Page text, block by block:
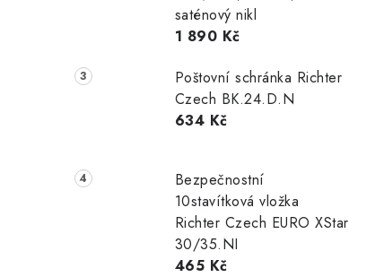
í
n
saténový nikl
1 890 Kč
Poštovní schránka Richter
Czech BK.24.D.N
634 Kč
Bezpečnostní
10stavítková vložka
Richter Czech EURO XStar
30/35.NI
465 Kč